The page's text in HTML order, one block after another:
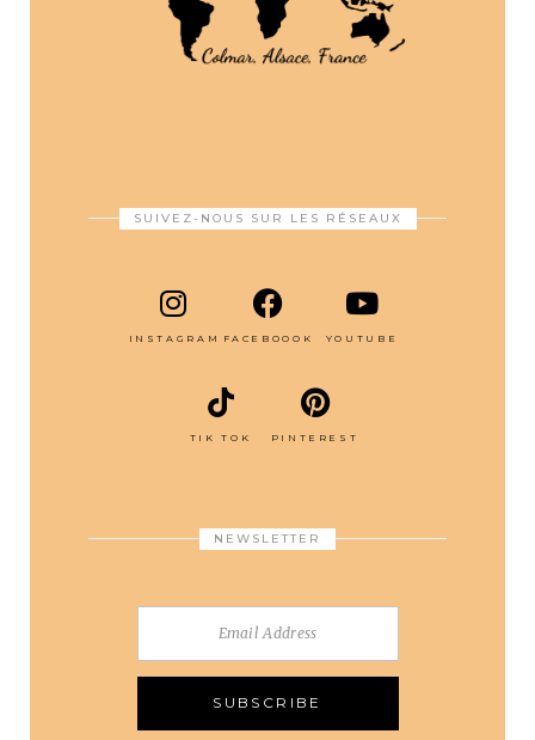
SUIVEZ-NOUS SUR LES RÉSEAUX
INSTAGRAM FACEBOOOK YOUTUBE
TIK TOK PINTEREST
NEWSLETTER